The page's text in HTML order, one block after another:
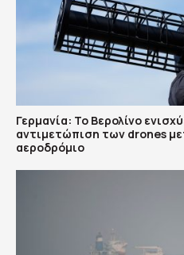
Γερμανία: Το Βερολίνο
αντιμετώπιση των drones
αεροδρόμιο